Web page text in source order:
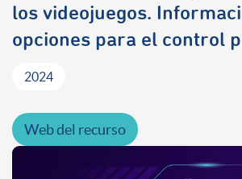
los videojuegos.
opciones para el control
2024
Web del recurso